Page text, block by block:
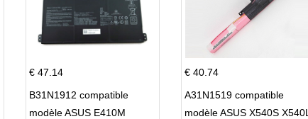
€ 47.14
B31N1912 compatible
modèle ASUS E410M
€ 40.74
A31N1519 compatible
modèle ASUS X540S X540L